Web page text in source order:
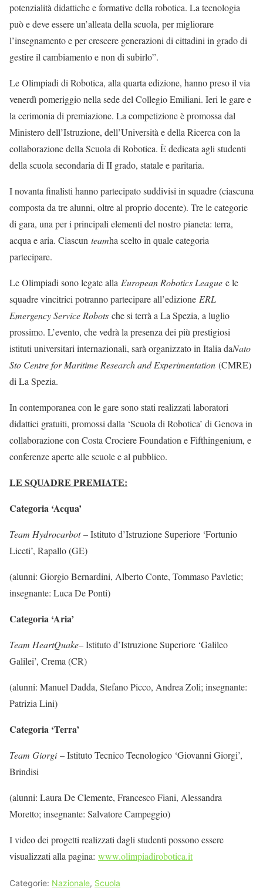
potenzialità didattiche e formative della robotica. La tecnologia
può e deve essere un’alleata della scuola, per migliorare
l’insegnamento e per crescere generazioni di cittadini in grado di
gestire il cambiamento e non di subirlo”.
Le Olimpiadi di Robotica, alla quarta edizione, hanno preso il via
venerdì pomeriggio nella sede del Collegio Emiliani. Ieri le gare e
la cerimonia di premiazione. La competizione è promossa dal
Ministero dell’Istruzione, dell’Università e della Ricerca con la
collaborazione della Scuola di Robotica. È dedicata agli studenti
della scuola secondaria di II grado, statale e paritaria.
I novanta finalisti hanno partecipato suddivisi in squadre (ciascuna
composta da tre alunni, oltre al proprio docente). Tre le categorie
di gara, una per i principali elementi del nostro pianeta: terra,
acqua e aria. Ciascun teamha scelto in quale categoria
partecipare.
Le Olimpiadi sono legate alla European Robotics League e le
squadre vincitrici potranno partecipare all’edizione ERL
Emergency Service Robots che si terrà a La Spezia, a luglio
prossimo. L’evento, che vedrà la presenza dei più prestigiosi
istituti universitari internazionali, sarà organizzato in Italia daNato
Sto Centre for Maritime Research and Experimentation (CMRE)
di La Spezia.
In contemporanea con le gare sono stati realizzati laboratori
didattici gratuiti, promossi dalla ‘Scuola di Robotica’ di Genova in
collaborazione con Costa Crociere Foundation e Fifthingenium, e
conferenze aperte alle scuole e al pubblico.
LE SQUADRE PREMIATE:
Categoria ‘Acqua’
Team Hydrocarbot– Istituto d’Istruzione Superiore ‘Fortunio
Liceti’, Rapallo (GE)
(alunni: Giorgio Bernardini, Alberto Conte, Tommaso Pavletic;
insegnante: Luca De Ponti)
Categoria ‘Aria’
Team HeartQuake– Istituto d’Istruzione Superiore ‘Galileo
Galilei’, Crema (CR)
(alunni: Manuel Dadda, Stefano Picco, Andrea Zoli; insegnante:
Patrizia Lini)
Categoria ‘Terra’
Team Giorgi– Istituto Tecnico Tecnologico ‘Giovanni Giorgi’,
Brindisi
(alunni: Laura De Clemente, Francesco Fiani, Alessandra
Moretto; insegnante: Salvatore Campeggio)
I video dei progetti realizzati dagli studenti possono essere
visualizzati alla pagina: www.olimpiadirobotica.it
Categorie: Nazionale, Scuola